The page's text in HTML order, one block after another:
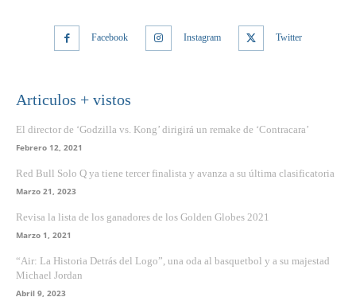
Facebook Instagram Twitter
Articulos + vistos
El director de ‘Godzilla vs. Kong’ dirigirá un remake de ‘Contracara’
Febrero 12, 2021
Red Bull Solo Q ya tiene tercer finalista y avanza a su última clasificatoria
Marzo 21, 2023
Revisa la lista de los ganadores de los Golden Globes 2021
Marzo 1, 2021
“Air: La Historia Detrás del Logo”, una oda al basquetbol y a su majestad
Michael Jordan
Abril 9, 2023